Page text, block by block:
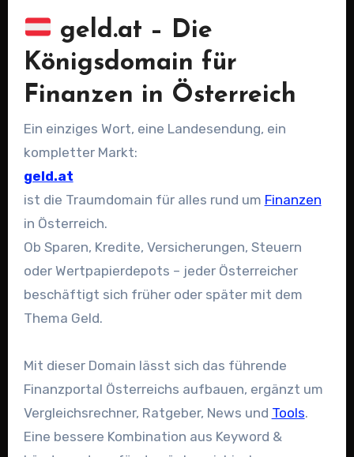
geld.at – Die
Königsdomain für
Finanzen in Österreich
Ein einziges Wort, eine Landesendung, ein
kompletter Markt:
geld.at
ist die Traumdomain für alles rund um Finanzen
in Österreich.
Ob Sparen, Kredite, Versicherungen, Steuern
oder Wertpapierdepots – jeder Österreicher
beschäftigt sich früher oder später mit dem
Thema Geld.
Mit dieser Domain lässt sich das führende
Finanzportal Österreichs aufbauen, ergänzt um
Vergleichsrechner, Ratgeber, News und Tools.
Eine bessere Kombination aus Keyword &